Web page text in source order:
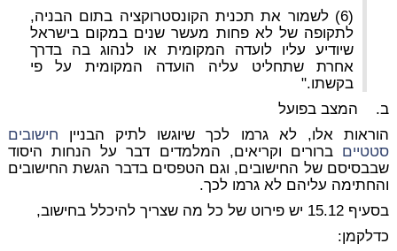
(6) לשמור את תכנית הקונסטרוקציה בתום הבניה,
לתקופה של לא פחות מעשר שנים במקום בישראל
שיודיע עליו לועדה המקומית או לנהוג בה בדרך
אחרת שתחליט עליה הועדה המקומית על פי
בקשתו."
ב. המצב בפועל
הוראות אלו, לא גרמו לכך שיוגשו לתיק הבניין חישובים
סטטיים ברורים וקריאים, המלמדים דבר על הנחות היסוד
שבבסיסם של החישובים, וגם הטפסים בדבר הגשת החישובים
והחתימה עליהם לא גרמו לכך.
בסעיף 15.12 יש פירוט של כל מה שצריך להיכלל בחישוב,
כדלקמן: